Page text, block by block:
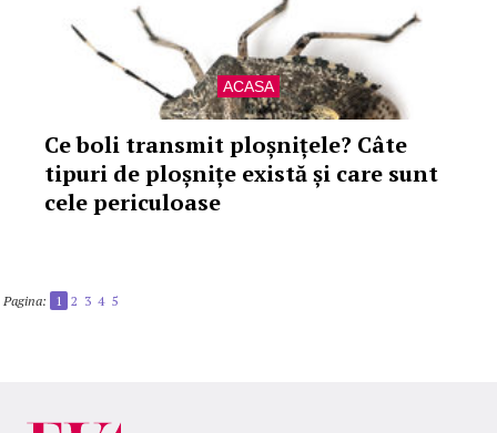
ACASA
Ce boli transmit ploșnițele? Câte
tipuri de ploșnițe există și care sunt
cele periculoase
Pagina: 1 2 3 4 5